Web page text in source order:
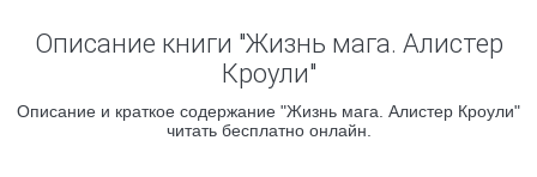
Описание книги "Жизнь мага. Алистер
Кроули"
Описание и краткое содержание "Жизнь мага. Алистер Кроули"
читать бесплатно онлайн.